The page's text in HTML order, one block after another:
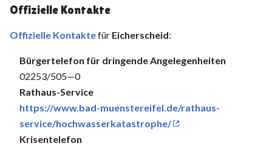
Offizielle Kontakte
Offizielle Kontaktefür Eicherscheid:
Bürgertelefon für dringende Angelegenheiten
02253/505—0
Rathaus-Service
https://www.bad-muenstereifel.de/rathaus-
service/hochwasserkatastrophe/
Krisentelefon